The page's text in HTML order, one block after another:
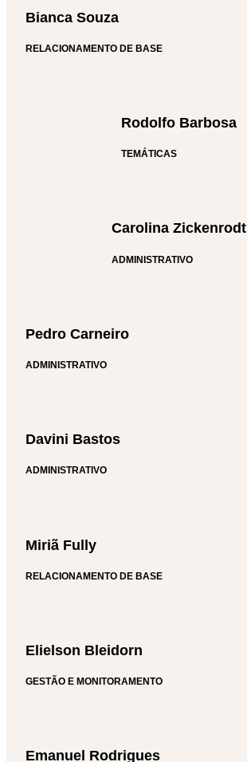
Bianca Souza
RELACIONAMENTO DE BASE
Rodolfo Barbosa
TEMÁTICAS
Carolina Zickenrodt
ADMINISTRATIVO
Pedro Carneiro
ADMINISTRATIVO
Davini Bastos
ADMINISTRATIVO
Miriã Fully
RELACIONAMENTO DE BASE
Elielson Bleidorn
GESTÃO E MONITORAMENTO
Emanuel Rodrigues